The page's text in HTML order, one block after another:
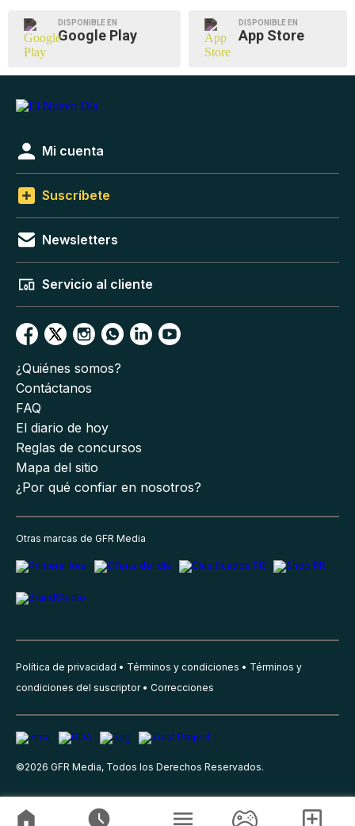
DISPONIBLE EN
Google Play
DISPONIBLE EN
App Store
Mi cuenta
Suscríbete
Newsletters
Servicio al cliente
¿Quiénes somos?
Contáctanos
FAQ
El diario de hoy
Reglas de concursos
Mapa del sitio
¿Por qué confiar en nosotros?
Otras marcas de GFR Media
Política de privacidad Términos y condiciones
Términos y
condiciones del suscriptor
Correcciones
©2026 GFR Media, Todos los Derechos Reservados.